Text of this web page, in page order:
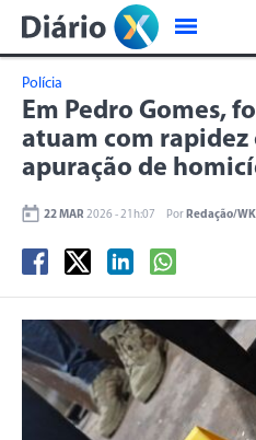
Polícia
Em Pedro Gomes,
atuam com rapidez
apuração de
22 MAR 2026 - 21h:07 Por Redação/WK